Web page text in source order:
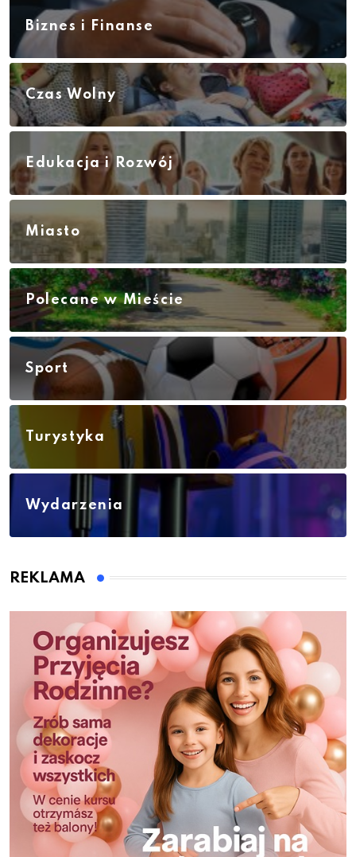
Biznes i Finanse
Czas Wolny
Edukacja i Rozwój
Miasto
Polecane w Mieście
Sport
Turystyka
Wydarzenia
REKLAMA